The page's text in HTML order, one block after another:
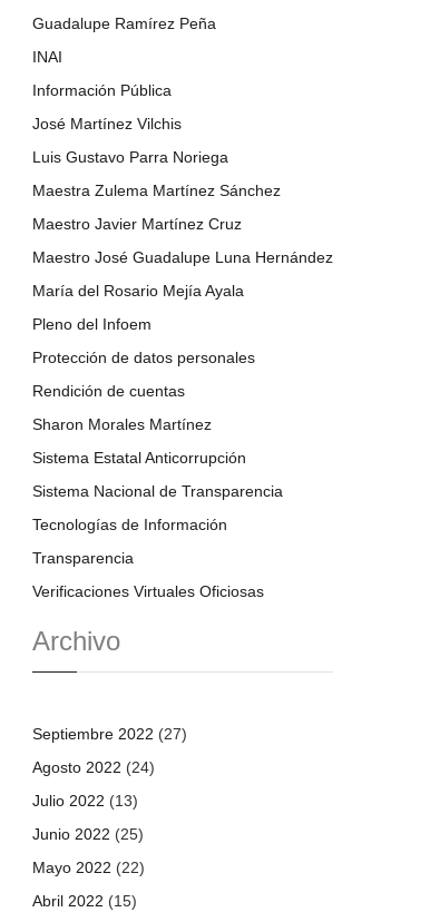
Guadalupe Ramírez Peña
INAI
Información Pública
José Martínez Vilchis
Luis Gustavo Parra Noriega
Maestra Zulema Martínez Sánchez
Maestro Javier Martínez Cruz
Maestro José Guadalupe Luna Hernández
María del Rosario Mejía Ayala
Pleno del Infoem
Protección de datos personales
Rendición de cuentas
Sharon Morales Martínez
Sistema Estatal Anticorrupción
Sistema Nacional de Transparencia
Tecnologías de Información
Transparencia
Verificaciones Virtuales Oficiosas
Archivo
Septiembre 2022 (27)
Agosto 2022 (24)
Julio 2022 (13)
Junio 2022 (25)
Mayo 2022 (22)
Abril 2022 (15)